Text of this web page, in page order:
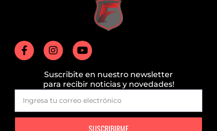
Suscribite en nuestro newsletter
para recibir noticias y novedades!
SUSCRIBIRME